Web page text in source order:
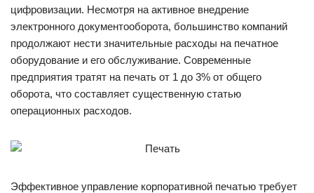
цифровизации. Несмотря на активное внедрение
электронного документооборота, большинство компаний
продолжают нести значительные расходы на печатное
оборудование и его обслуживание. Современные
предприятия тратят на печать от 1 до 3% от общего
оборота, что составляет существенную статью
операционных расходов.
Эффективное управление корпоративной печатью требует